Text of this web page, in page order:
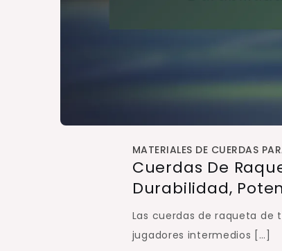
MATERIALES DE CUERDAS
Cuerdas De
Durabilidad,
Las cuerdas de raqueta de
jugadores intermedios […]